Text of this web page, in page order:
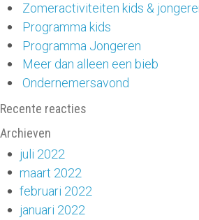
Zomeractiviteiten kids &
Programma kids
Programma Jongeren
Meer dan alleen een bieb
Ondernemersavond
Recente reacties
Archieven
juli 2022
maart 2022
februari 2022
januari 2022